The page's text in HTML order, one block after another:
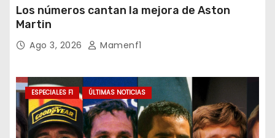
Los números cantan la mejora de Aston
Martin
Ago 3, 2026 Mamenf1
ESPECIALES F1 ÚLTIMAS NOTICIAS